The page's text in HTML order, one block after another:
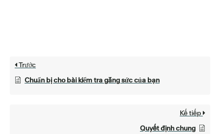
Trước
Chuẩn bị cho bài kiểm tra gắng sức của bạn
Kế tiếp
Quyết định chung